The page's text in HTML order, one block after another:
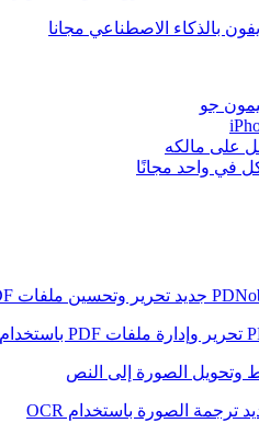
بالذكاء الاصطناعي مجانا
جو
جديد تحرير وتحسين ملفات PDF باستخدام الذكاء الاصطناعي على Windows
تحرير وإدارة ملفات PDF باستخدام الذكاء الاصطناعي على نظام macOS
وتحويل الصورة إلى النص
ترجمة الصورة باستخدام OCR